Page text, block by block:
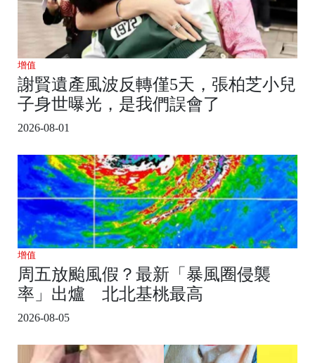
增值
謝賢遺產風波反轉僅5天，張柏芝小兒
子身世曝光，是我們誤會了
2026-08-01
增值
周五放颱風假？最新「暴風圈侵襲
率」出爐 北北基桃最高
2026-08-05